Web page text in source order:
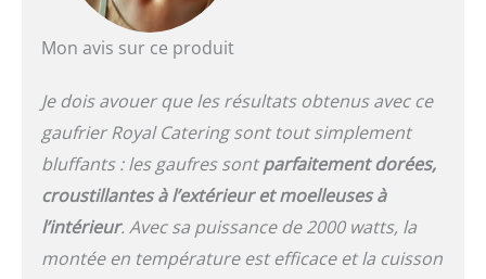
Mon avis sur ce produit
Je dois avouer que les résultats obtenus avec ce
gaufrier Royal Catering sont tout simplement
bluffants : les gaufres sontparfaitement dorées,
croustillantes à l’extérieur et moelleuses à
l’intérieur. Avec sa puissance de 2000 watts, la
montée en température est efficace et la cuisson